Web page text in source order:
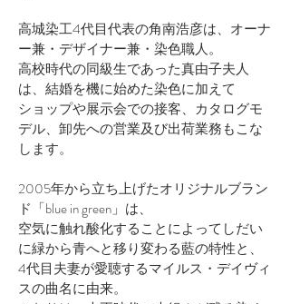
高城染工4代目代表の角南浩彦は、オーナ
ー兼・デザイナー兼・染色職人。
高校時代の同級生であった真由子夫人
は、結婚を機に始めた染色に加えて
ショップや展示会での接客、カタログモ
デル、卸先への営業及び出荷業務もこな
します。
2005年から立ち上げたオリジナルブラン
ド「blue in green」は、
空気に触れ酸化することによってしだい
に緑から青へと移り変わる藍の特性と、
4代目夫妻が愛聴するマイルス・デイヴィ
スの曲名に由来。